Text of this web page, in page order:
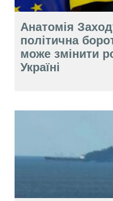
Анатомія
політична
може змінити
Україні